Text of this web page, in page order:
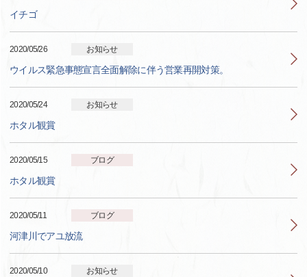
イチゴ
2020/05/26 お知らせ
ウイルス緊急事態宣言全面解除に伴う営業再開対策。
2020/05/24 お知らせ
ホタル観賞
2020/05/15 ブログ
ホタル観賞
2020/05/11 ブログ
河津川でアユ放流
2020/05/10 お知らせ